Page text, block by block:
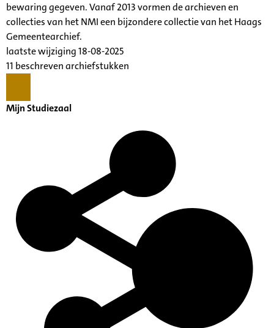
bewaring gegeven. Vanaf 2013 vormen de archieven en
collecties van het NMI een bijzondere collectie van het Haags
Gemeentearchief.
laatste wijziging 18-08-2025
11 beschreven archiefstukken
Mijn Studiezaal